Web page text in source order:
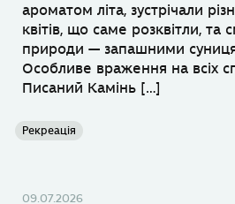
ароматом літа, зустрічали
квітів, що саме розквітли, та
природи — запашними
Особливе враження на всіх
Писаний Камінь […]
Рекреація
09.07.2026